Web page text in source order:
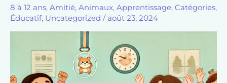
8 à 12 ans, Amitié, Animaux, Apprentissage, Catégories,
Éducatif, Uncategorized / août 23, 2024